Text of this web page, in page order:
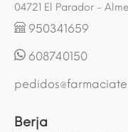
04721 El Parador -
950341659
608740150
Berja